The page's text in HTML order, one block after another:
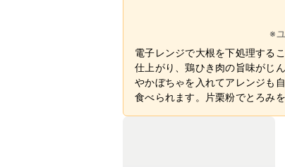
※
電子レンジで大根を下処理する
仕上がり、鶏ひき肉の旨味がじ
やかぼちゃを入れてアレンジも
食べられます。片栗粉でとろみ